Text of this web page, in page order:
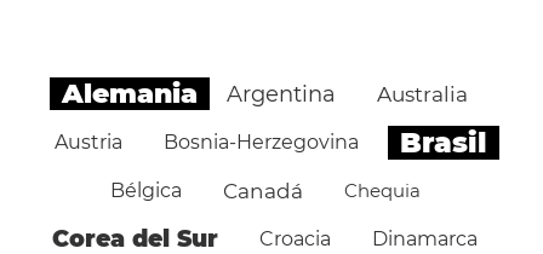
Alemania Argentina Australia
Austria Bosnia-Herzegovina Brasil
Bélgica Canadá Chequia
Corea del Sur Croacia Dinamarca